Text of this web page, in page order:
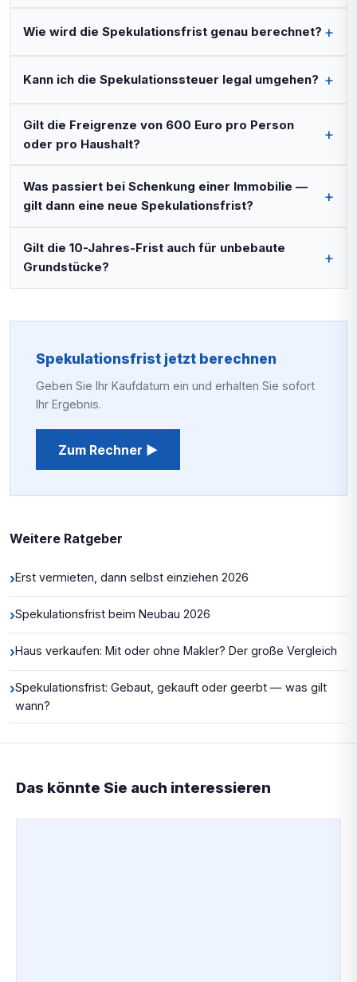
Wie wird die Spekulationsfrist genau berechnet?
Kann ich die Spekulationssteuer legal umgehen?
Gilt die Freigrenze von 600 Euro pro Person
oder pro Haushalt?
Was passiert bei Schenkung einer Immobilie —
gilt dann eine neue Spekulationsfrist?
Gilt die 10-Jahres-Frist auch für unbebaute
Grundstücke?
Spekulationsfrist jetzt berechnen
Geben Sie Ihr Kaufdatum ein und erhalten Sie sofort
Ihr Ergebnis.
Zum Rechner ▶
Weitere Ratgeber
›Erst vermieten, dann selbst einziehen 2026
›Spekulationsfrist beim Neubau 2026
›Haus verkaufen: Mit oder ohne Makler? Der große Vergleich
›Spekulationsfrist: Gebaut, gekauft oder geerbt — was gilt
wann?
Das könnte Sie auch interessieren